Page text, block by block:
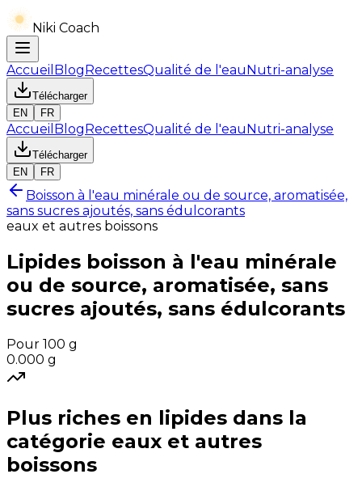
Niki Coach
Accueil BlogRecettesQualité de l'eauNutri-analyse
Télécharger
EN
FR
Accueil BlogRecettesQualité de l'eauNutri-analyse
Télécharger
EN
FR
Boisson à l'eau minérale ou de source, aromatisée,
sans sucres ajoutés, sans édulcorants
eaux et autres boissons
Lipides boisson à l'eau minérale
ou de source, aromatisée, sans
sucres ajoutés, sans édulcorants
Pour 100 g
0.000 g
Plus riches en lipides dans la
catégorie eaux et autres
boissons